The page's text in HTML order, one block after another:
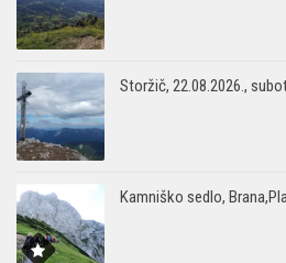
Storžič, 22.08.2026.,
Kamniško sedlo,